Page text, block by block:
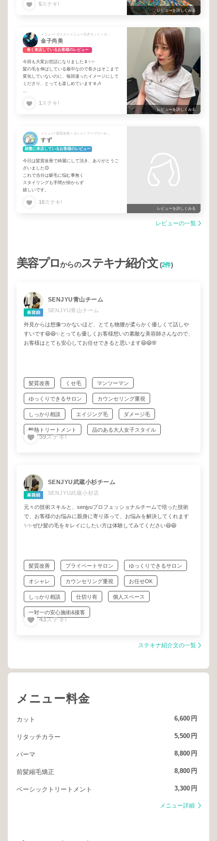
嬉しいです。
5ステキ!
レビューを詳しくみる
金子尚美
長く来店しているお客様のレビュー
今回も大変お世話になりました🌷✨✨
髪の毛を伸ばしている最中なので長さはそこまで
変化していないのに、毎回違ったイメージにして
くださり、とっても楽しめています☺️🎶
だきました。絶妙な、グラデーションのある美味
ーをしていただいた柳田さん、大好きです❤️笑
いつも細やかなお気遣い、優しいトークに、癒さ
れています🐱💓わたしのオアシスです🌻✨✨石母
雰囲気がとても心地よいです✌️
レイヤーもさらにパワーアップしていただき💪‼️
長さが出てきたからか、さらに華やかになりまし
た😆🌸石母田さん、本当にありがとうございます
😭伺うたびに技術が向上されていて、いつも絶対
1 ステキ!
レビューを詳しくみる
すず
頻繁に来店しているお客様のレビュー
今日は髪質改善で綺麗にして頂き、ありがとうご
ざいました😊
これで当分は癖毛に悩む事無く
スタイリングも手間が掛からず
嬉しいです。
10ステキ!
レビューを詳しくみる
レビューの一覧
美容プロからのステキナ紹介文(2件)
SENJYU青山チーム
SENJYU青山チーム
外見からは想像つかないほど、とても物腰が柔らかく優しくて話しや
すいです😆😆✨とっても優しくお客様想いの素敵な美容師さんなので、
お客様はとても安心してお任せできると思います😆😆🌸
髪質改善 くせ毛 マンツーマン
ゆっくりできるサロン カウンセリング重視
しっかり相談 エイジング毛 ダメージ毛
酸熱トリートメント 品のある大人女子スタイル
59ステキ!
SENJYU武蔵小杉チーム
SENJYU武蔵小杉店
元々の技術スキルと、senjyuプロフェッショナルチームで培った技術
で、お客様のお悩みに親身に寄り添って、お悩みを解決してくれます
✨✨ぜひ髪の毛をキレイにしたい方は体験してみてください😆😆
髪質改善 プライベートサロン ゆっくりできるサロン
オシャレ カウンセリング重視 お任せOK
しっかり相談 仕切り有 個人スペース
一対一の安心施術&接客
43ステキ!
ステキナ紹介文の一覧
メニュー料金
カット 6,600 円
リタッチカラー 5,500 円
パーマ 8,800 円
前髪縮毛矯正 8,800 円
ベーシックトリートメント 3,300 円
メニュー詳細